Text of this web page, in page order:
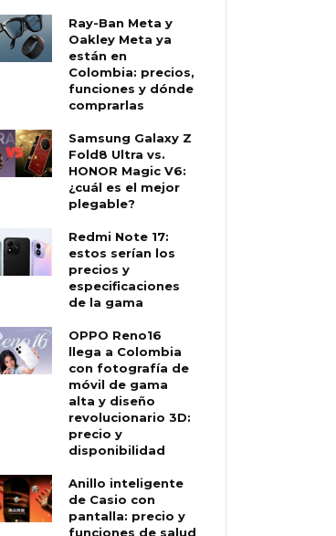
Ray-Ban Meta y
Oakley Meta ya
están en
Colombia: precios,
funciones y dónde
comprarlas
Samsung Galaxy Z
Fold8 Ultra vs.
HONOR Magic V6:
¿cuál es el mejor
plegable?
Redmi Note 17:
estos serían los
precios y
especificaciones
de la gama
OPPO Reno16
llega a Colombia
con fotografía de
móvil de gama
alta y diseño
revolucionario 3D:
precio y
disponibilidad
Anillo inteligente
de Casio con
pantalla: precio y
funciones de salud